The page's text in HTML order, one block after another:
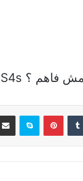
بينتيريستسكايب